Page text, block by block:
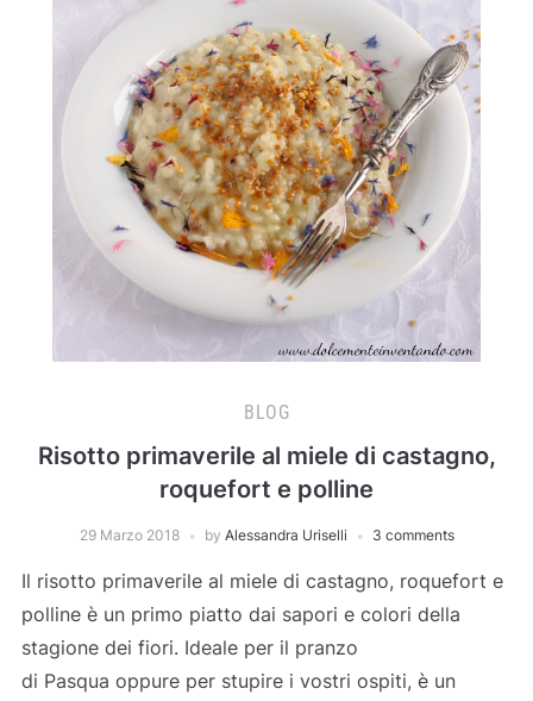
BLOG
Risotto primaverile al miele di castagno,
roquefort e polline
29 Marzo 2018 by Alessandra Uriselli 3 comments
Il risotto primaverile al miele di castagno, roquefort e
polline è un primo piatto dai sapori e colori della
stagione dei fiori. Ideale per il pranzo
di Pasqua oppure per stupire i vostri ospiti, è un